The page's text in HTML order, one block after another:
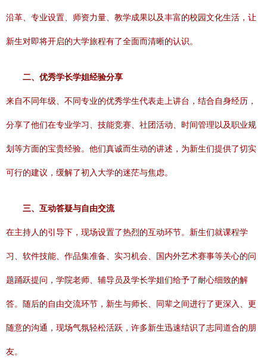
沿革、专业设置、师资力量、教学成果以及丰富的校园文化生活，让
新生对即将开启的大学旅程有了全面而清晰的认识。
二、优秀学长学姐经验分享
来自不同年级、不同专业的优秀学生代表走上讲台，结合自身经历，
分享了他们在专业学习、技能竞赛、社团活动、时间管理以及职业规
划等方面的宝贵经验。他们真诚而生动的讲述，为新生们提供了切实
可行的建议，缓解了初入大学的迷茫与焦虑。
三、互动答疑与自由交流
在主持人的引导下，现场设置了热烈的互动环节。新生们就课程学
习、软件技能、作品集准备、实习机会、国内外艺术赛事等关心的问
题踊跃提问，学院老师、辅导员及学长学姐们给予了耐心细致的解
答。随后的自由交流环节，新生与师长、同辈之间进行了更深入、更
随意的沟通，现场气氛轻松活跃，许多新生迅速结识了志同道合的朋
友。